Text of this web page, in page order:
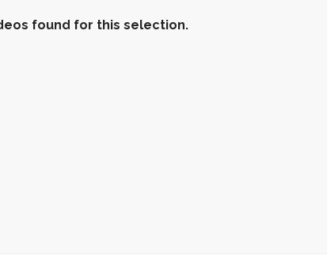
found for this selection.